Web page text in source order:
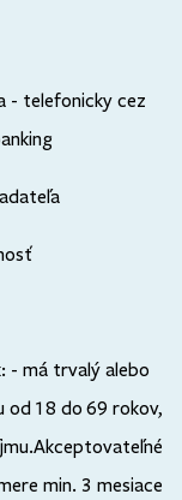
- telefonicky cez
- má trvalý alebo
od 18 do 69 rokov,
min. 3 mesiace